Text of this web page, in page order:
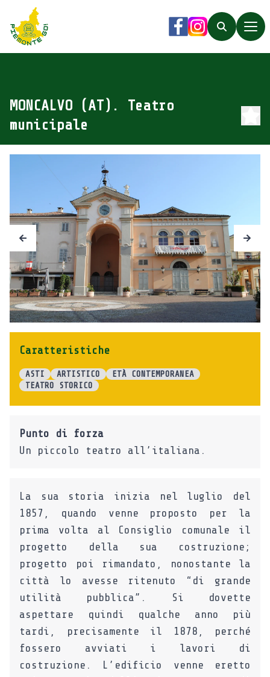
Piemonte Go!
Facebook
Instagram
Search
MONCALVO (AT). Teatro
municipale
Caratteristiche
ASTI ARTISTICO
ETÀ CONTEMPORANEA
TEATRO STORICO
Punto di forza
Un piccolo teatro all’italiana.
La sua storia inizia nel luglio del
1857, quando venne proposto per la
prima volta al Consiglio comunale il
progetto della sua costruzione;
progetto poi rimandato, nonostante la
città lo avesse ritenuto “di grande
utilità pubblica”. Si dovette
aspettare quindi qualche anno più
tardi, precisamente il 1878, perché
fossero avviati i lavori di
costruzione. L’edificio venne eretto